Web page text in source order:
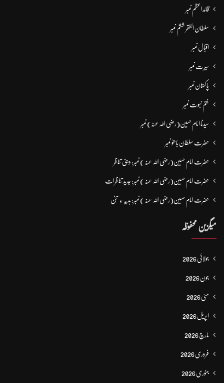
قائداعظم نمبر
سلطان الفقر ششم نمبر
اقبال نمبر
سیرت نمبر
پاکستان نمبر
ختم نبوت نمبر
سیدنا امام حسین(رضی اللہ عنہ) نمبر
حضرت سلطان باھوؒ نمبر
حضرت امام حسین(رضی اللہ عنہ ) نمبر: دینی تناظر
حضرت امام حسین(رضی اللہ عنہ ) نمبر: جدید تناظرات
حضرت امام حسین(رضی اللہ عنہ ) نمبر: ہدیہ ءِ سُخن
میگزین محفوظہ
جولائی 2026
جون 2026
مئی 2026
اپریل 2026
مارچ 2026
فروری 2026
جنوری 2026